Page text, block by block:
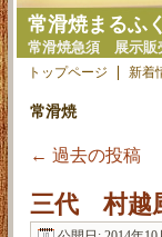
常滑焼まるふく
常滑焼急須 展示販
トップページ 新着
常滑焼
← 過去の投稿
三代 村越